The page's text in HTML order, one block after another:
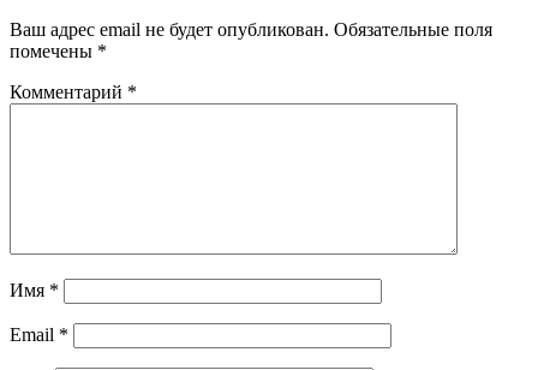
Ваш адрес email не будет опубликован. Обязательные поля
помечены *
Комментарий *
Имя *
Email *